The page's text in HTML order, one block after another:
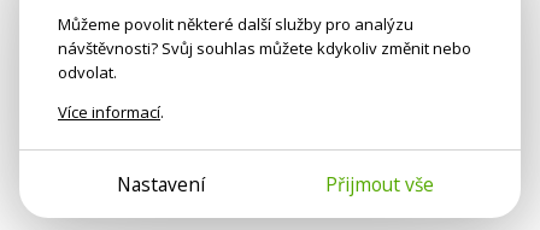
Můžeme povolit některé další služby pro analýzu
návštěvnosti? Svůj souhlas můžete kdykoliv změnit nebo
odvolat.
Více informací.
Nastavení Přijmout vše